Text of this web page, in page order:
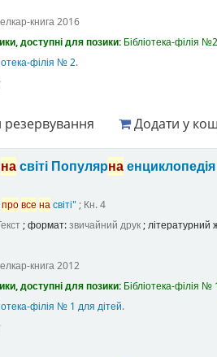
книга2016
доступні для позики: Бібліотека-філія №2
філія № 2.
резервування Додати у
насвіті Популярнаенциклопедія
провсе насвіті" ; Кн. 4
; формат:звичайний друк; літературний
книга2012
доступні для позики: Бібліотека-філія №
філія № 1 для дітей.